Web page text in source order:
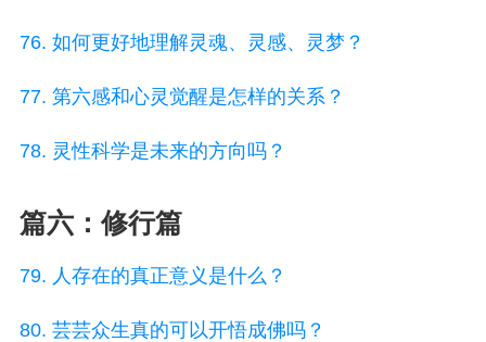
76. 如何更好地理解灵魂、灵感、灵梦？
77. 第六感和心灵觉醒是怎样的关系？
78. 灵性科学是未来的方向吗？
篇六：修行篇
79. 人存在的真正意义是什么？
80. 芸芸众生真的可以开悟成佛吗？